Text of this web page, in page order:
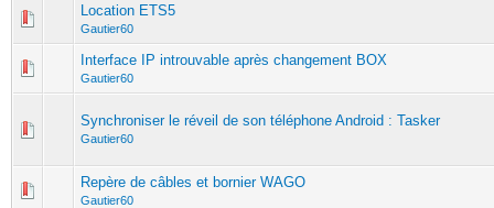
Location ETS5
Gautier60
Interface IP introuvable après changement BOX
Gautier60
Synchroniser le réveil de son téléphone Android : Tasker
Gautier60
Repère de câbles et bornier WAGO
Gautier60